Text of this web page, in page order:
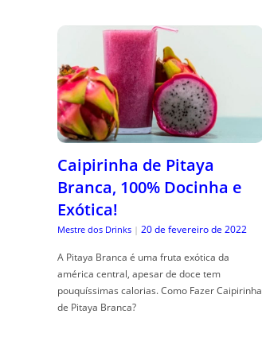
Caipirinha de Pitaya
Branca, 100% Docinha e
Exótica!
Mestre dos Drinks | 20 de fevereiro de 2022
A Pitaya Branca é uma fruta exótica da
américa central, apesar de doce tem
pouquíssimas calorias. Como Fazer Caipirinha
de Pitaya Branca?